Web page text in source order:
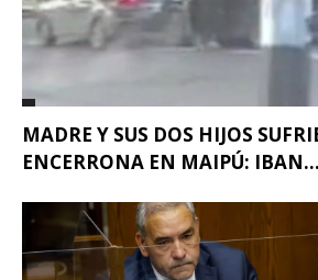
MADRE Y SUS DOS HIJOS
ENCERRONA EN MAIPÚ: IBAN...